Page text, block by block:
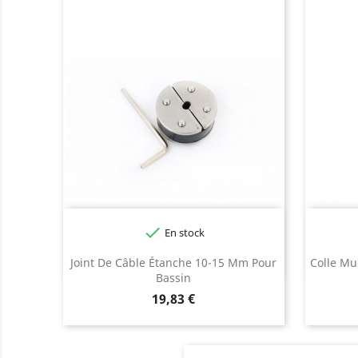
Joint De Câble Étanche 10-15 Mm Pour
Bassin
Prix
19,83 €
 En stock
Colle